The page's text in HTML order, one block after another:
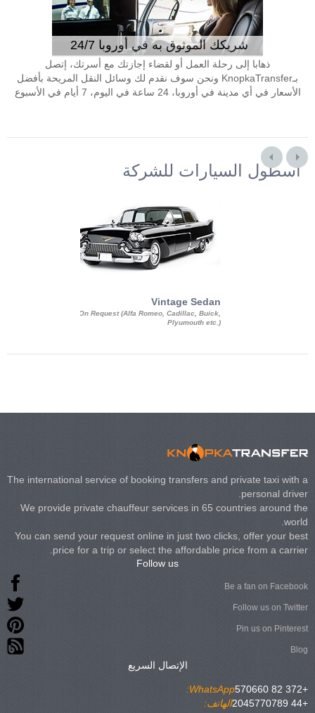
شريكك الموثوق به في أوروبا 24/7
ذهابا إلى رحلة العمل أو لقضاء إجازتك مع أسرتك، إتصل
بـKnopkaTransfer ونحن سوف نقدم لك وسائل النقل المريحة بأفضل
الأسعار في أي مدينة في أوروبا، 24 ساعة في اليوم، 7 أيام في الأسبوع
أسطول السيارات للشركة
Vintage Sedan
On Request (Alfa Romeo, Cadillac, Buick,
Plyumouth etc.)
The international service of booking transfers and private taxi with a
personal driver.
We provide private chauffeur services in 65 countries around the
world.
You can send your request online in just two clicks, offer your best
price for a trip or select the affordable price from a carrier.
Follow us
Be a fan on Facebook
Follow us on Twitter
Pin us on Pinterest
Blog
الإتصال السريع
WhatsApp:
+372 82 570660
الهاتف:
+44 2045770789